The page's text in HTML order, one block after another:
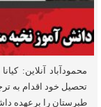
محمودآباد آنلاین:
تحصیل خود اقدام به
طبرستان را برعهده